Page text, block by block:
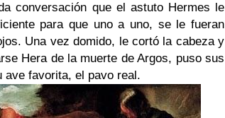
conversación que el astuto Hermes le
para que uno a uno, se le fueran
Una vez domido, le cortó la cabeza y
Hera de la muerte de Argos, puso sus
ave favorita, el pavo real.